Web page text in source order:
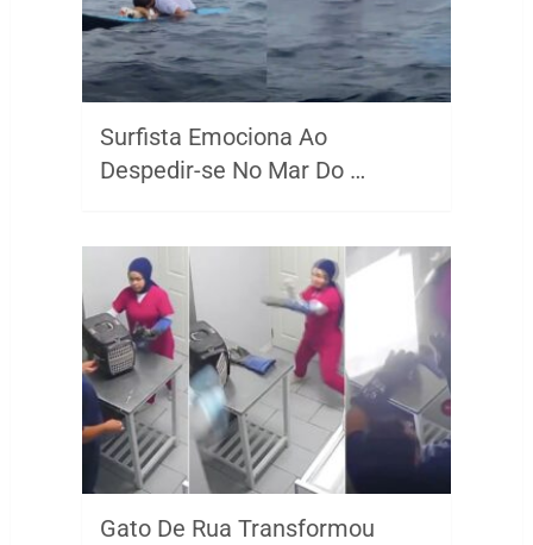
Surfista Emociona Ao
Despedir-se No Mar Do …
Gato De Rua Transformou